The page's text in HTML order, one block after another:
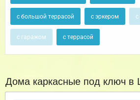
с большой террасой с эркером
с гаражом с террасой
Дома каркасные под ключ